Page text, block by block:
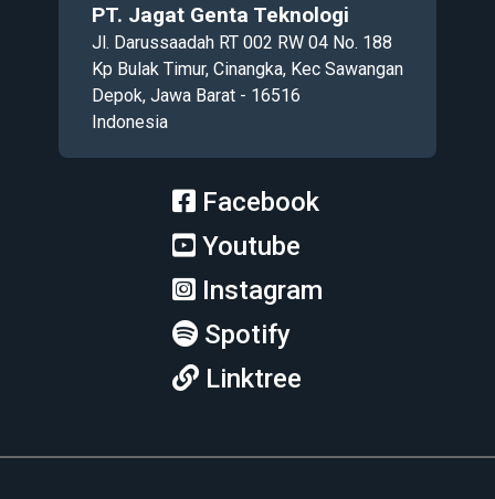
PT. Jagat Genta Teknologi
Jl. Darussaadah RT 002 RW 04 No. 188
Kp Bulak Timur, Cinangka, Kec Sawangan
Depok, Jawa Barat - 16516
Indonesia
Facebook
Youtube
Instagram
Spotify
Linktree